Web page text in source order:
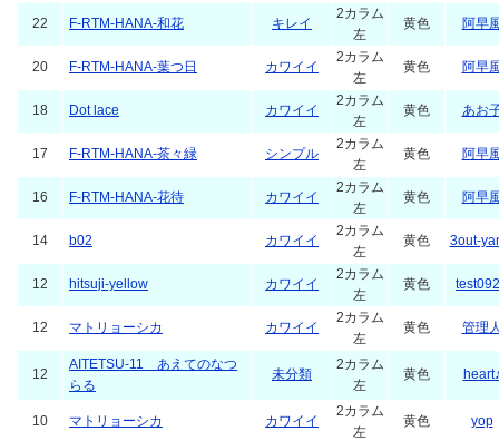
22 F-RTM-HANA-和花 キレイ
2カラム
左
黄色 阿早
20 F-RTM-HANA-葉つ日 カワイイ
2カラム
左
黄色 阿早
18 Dot lace カワイイ
2カラム
左
黄色 あお
17 F-RTM-HANA-茶々緑 シンプル
2カラム
左
黄色 阿早
16 F-RTM-HANA-花待 カワイイ
2カラム
左
黄色 阿早
14 b02 カワイイ
2カラム
左
黄色 3out-
12 hitsuji-yellow カワイイ
2カラム
左
黄色
12 マトリョーシカ カワイイ
2カラム
左
黄色 管理
12
AITETSU-11 あえてのなつ
らる
未分類
2カラム
左
黄色
10 マトリョーシカ カワイイ
2カラム
左
黄色 yop